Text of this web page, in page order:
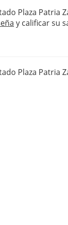
Plaza Patria
y calificar su
Plaza Patria